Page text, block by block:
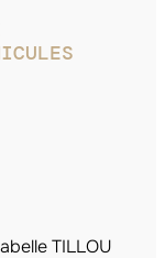
TILLOU